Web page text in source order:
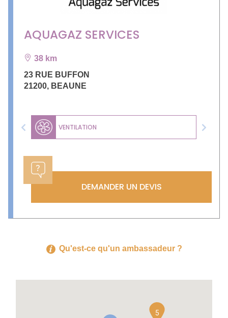
AQUAGAZ SERVICES
38 km
23 RUE BUFFON
21200, BEAUNE
VENTILATION
Previous Next
DEMANDER UN DEVIS
Qu'est-ce qu'un ambassadeur ?
5